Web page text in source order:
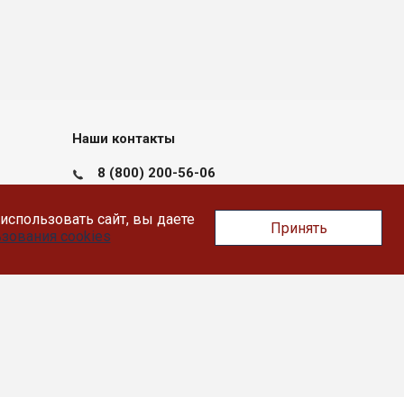
сайт, вы даете
cookies Принять
Наши контакты
8 (800) 200-56-06
Тверь, Докучаева 36, помещение XII